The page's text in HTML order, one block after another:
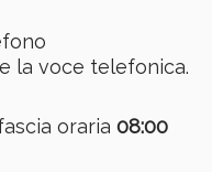
la voce telefonica.
oraria 08:00